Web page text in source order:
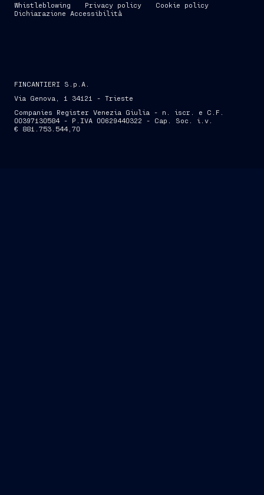
Whistleblowing Privacy policy
Cookie policy
Dichiarazione Accessibilità
FINCANTIERI S.p.A.
Via Genova, 1 34121 - Trieste
Companies Register Venezia Giulia - n. iscr. e C.F.
00397130584 - P.IVA 00629440322 - Cap. Soc. i.v.
€ 881.753.544,70